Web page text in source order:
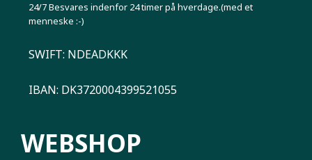
24/7 Besvares indenfor 24 timer på hverdage.(med et
menneske :-)
SWIFT: NDEADKKK
IBAN: DK3720004399521055
WEBSHOP